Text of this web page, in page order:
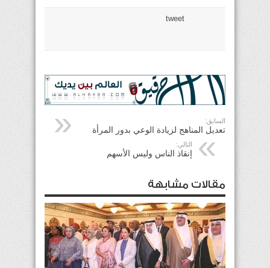
tweet
السابق:
تعديل المناهج لزيادة الوعي بدور المرأة
التالي:
إنقاذ الناس وليس الأسهم
مقالات مشابهة